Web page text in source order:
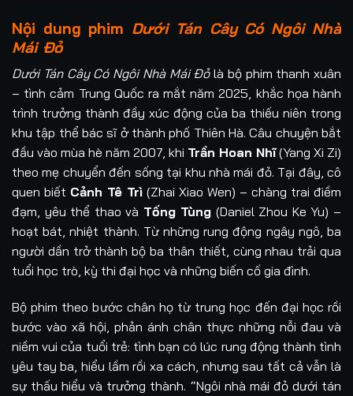
Tập 29
Nội dung phim Dưới Tán Cây Có Ngôi Nhà
Mái Đỏ
Dưới Tán Cây Có Ngôi Nhà Mái Đỏlà bộ phim thanh xuân
– tình cảm Trung Quốc ra mắt năm 2025, khắc họa hành
trình trưởng thành đầy xúc động của ba thiếu niên trong
khu tập thể bác sĩ ở thành phố Thiên Hà. Câu chuyện bắt
đầu vào mùa hè năm 2007, khi Trần Hoan Nhĩ(Yang Xi Zi)
theo mẹ chuyển đến sống tại khu nhà mái đỏ. Tại đây, cô
quen biết Cảnh Tê Trì (Zhai Xiao Wen) – chàng trai điềm
đạm, yêu thể thao và Tống Tùng (Daniel Zhou Ke Yu) –
hoạt bát, nhiệt thành. Từ những rung động ngây ngô, ba
người dần trở thành bộ ba thân thiết, cùng nhau trải qua
tuổi học trò, kỳ thi đại học và những biến cố gia đình.
Bộ phim theo bước chân họ từ trung học đến đại học rồi
bước vào xã hội, phản ánh chân thực những nỗi đau và
niềm vui của tuổi trẻ: tình bạn có lúc rung động thành tình
yêu tay ba, hiểu lầm rồi xa cách, nhưng sau tất cả vẫn là
sự thấu hiểu và trưởng thành. “Ngôi nhà mái đỏ dưới tán